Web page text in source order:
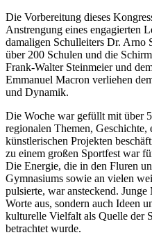
Die Vorbereitung dieses
Anstrengung eines engagierten
damaligen Schulleiters Dr. Arno
über 200 Schulen und die
Frank-Walter Steinmeier und
Emmanuel Macron verliehen
und Dynamik.
Die Woche war gefüllt mit über
regionalen Themen, Geschichte,
künstlerischen Projekten
zu einem großen Sportfest war
Die Energie, die in den Fluren
Gymnasiums sowie an vielen
pulsierte, war ansteckend.
Worte aus, sondern auch Ideen
kulturelle Vielfalt als Quelle der
betrachtet wurde.